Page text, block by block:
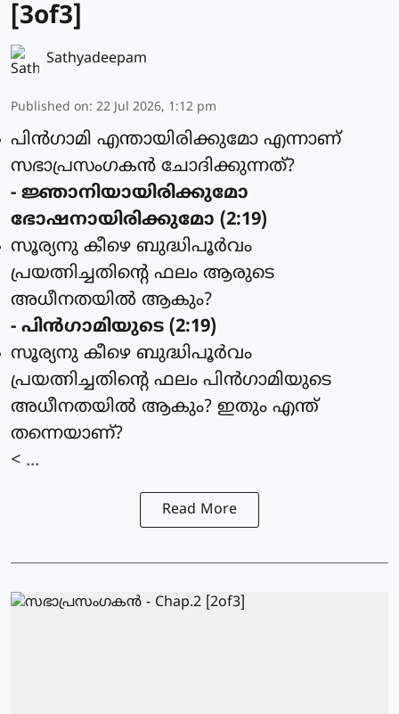
[3of3]
Sathyadeepam
Published on: 22 Jul 2026, 1:12 pm
പിന്‍ഗാമി എന്തായിരിക്കുമോ എന്നാണ്
സഭാപ്രസംഗകന്‍ ചോദിക്കുന്നത്?
- ജ്ഞാനിയായിരിക്കുമോ
ഭോഷനായിരിക്കുമോ (2:19)
സൂര്യനു കീഴെ ബുദ്ധിപൂര്‍വം
പ്രയത്നിച്ചതിന്റെ ഫലം ആരുടെ
അധീനതയില്‍ ആകും?
- പിന്‍ഗാമിയുടെ (2:19)
സൂര്യനു കീഴെ ബുദ്ധിപൂര്‍വം
പ്രയത്നിച്ചതിന്റെ ഫലം പിന്‍ഗാമിയുടെ
അധീനതയില്‍ ആകും? ഇതും എന്ത്
തന്നെയാണ്?
< ...
Read More